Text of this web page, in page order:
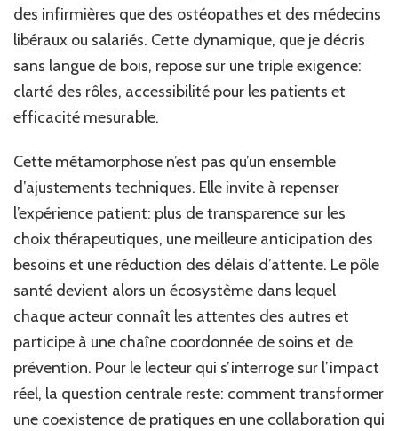
des infirmières que des ostéopathes et des médecins
libéraux ou salariés. Cette dynamique, que je décris
sans langue de bois, repose sur une triple exigence:
clarté des rôles, accessibilité pour les patients et
efficacité mesurable.
Cette métamorphose n’est pas qu’un ensemble
d’ajustements techniques. Elle invite à repenser
l’expérience patient: plus de transparence sur les
choix thérapeutiques, une meilleure anticipation des
besoins et une réduction des délais d’attente. Le pôle
santé devient alors un écosystème dans lequel
chaque acteur connaît les attentes des autres et
participe à une chaîne coordonnée de soins et de
prévention. Pour le lecteur qui s’interroge sur l’impact
réel, la question centrale reste: comment transformer
une coexistence de pratiques en une collaboration qui